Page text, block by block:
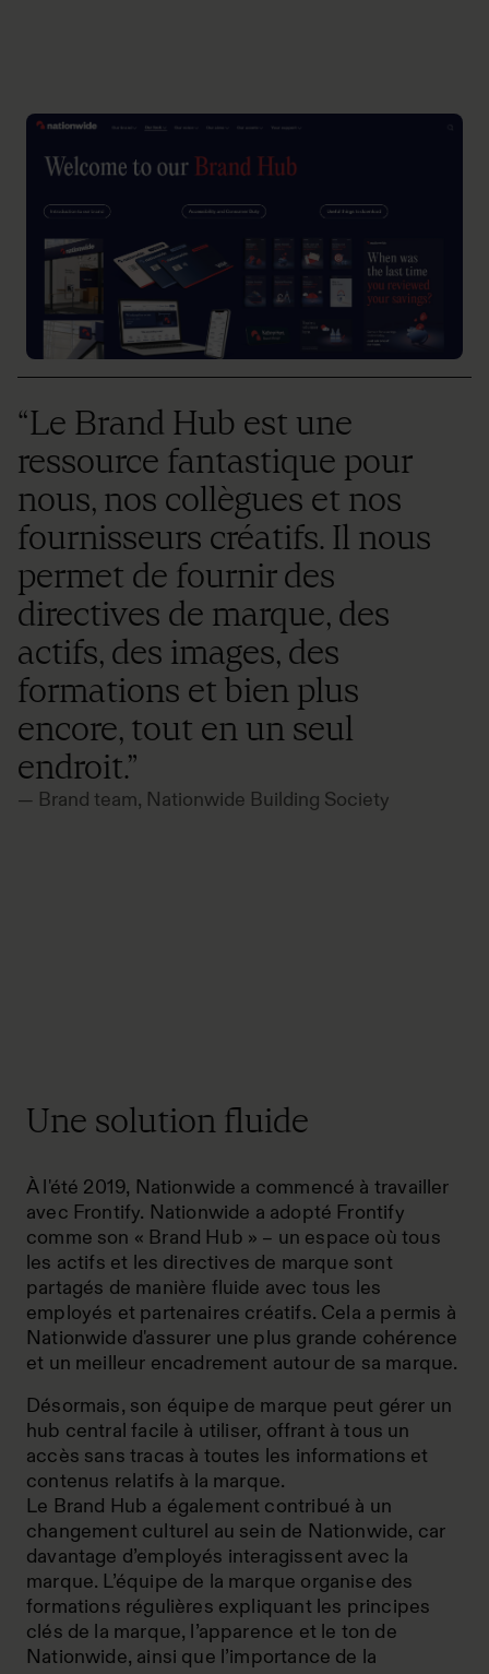
“Le Brand Hub est une
ressource fantastique pour
nous, nos collègues et nos
fournisseurs créatifs. Il nous
permet de fournir des
directives de marque, des
actifs, des images, des
formations et bien plus
encore, tout en un seul
endroit.”
— Brand team, Nationwide Building Society
Une solution fluide
À l'été 2019, Nationwide a commencé à travailler
avec Frontify. Nationwide a adopté Frontify
comme son « Brand Hub » – un espace où tous
les actifs et les directives de marque sont
partagés de manière fluide avec tous les
employés et partenaires créatifs. Cela a permis à
Nationwide d'assurer une plus grande cohérence
et un meilleur encadrement autour de sa marque.
Désormais, son équipe de marque peut gérer un
hub central facile à utiliser, offrant à tous un
accès sans tracas à toutes les informations et
contenus relatifs à la marque.
Le Brand Hub a également contribué à un
changement culturel au sein de Nationwide, car
davantage d’employés interagissent avec la
marque. L’équipe de la marque organise des
formations régulières expliquant les principes
clés de la marque, l’apparence et le ton de
Nationwide, ainsi que l’importance de la